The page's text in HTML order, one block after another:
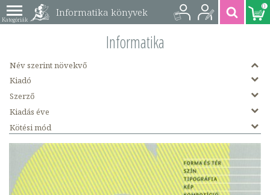
Informatika könyvek 0
Informatika
Név szerint növekvő
Kiadó
Szerző
Kiadás éve
Kötési mód